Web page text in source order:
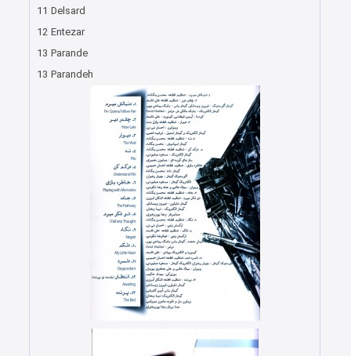
11 Delsard
12 Entezar
13 Parande
13 Parandeh